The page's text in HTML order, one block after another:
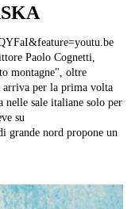
Paolo Cognetti,
montagne", oltre
arriva per la prima volta
su
grande nord propone un